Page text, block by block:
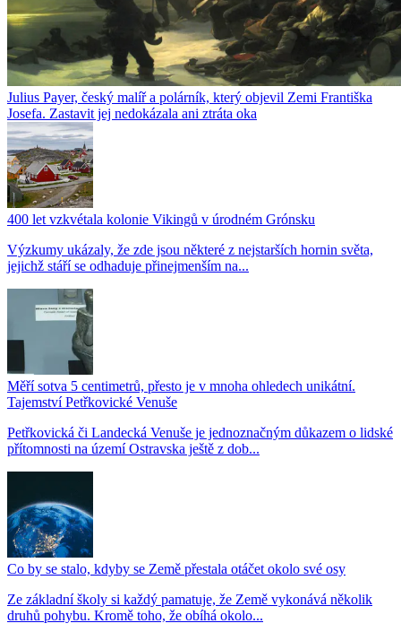
Julius Payer, český malíř a polárník, který objevil Zemi Františka
Josefa. Zastavit jej nedokázala ani ztráta oka
400 let vzkvétala kolonie Vikingů v úrodném Grónsku
Výzkumy ukázaly, že zde jsou některé z nejstarších hornin světa,
jejichž stáří se odhaduje přinejmenším na...
Měří sotva 5 centimetrů, přesto je v mnoha ohledech unikátní.
Tajemství Petřkovické Venuše
Petřkovická či Landecká Venuše je jednoznačným důkazem o lidské
přítomnosti na území Ostravska ještě z dob...
Co by se stalo, kdyby se Země přestala otáčet okolo své osy
Ze základní školy si každý pamatuje, že Země vykonává několik
druhů pohybu. Kromě toho, že obíhá okolo...